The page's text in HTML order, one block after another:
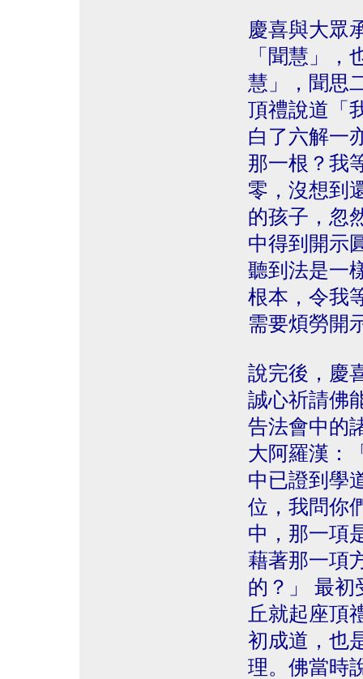
慶喜與大眾
「聞慧」
慧」，聞思
頂禮說道「
白了六解一
那一根？我
零，沒想到
的孩子，忽
中得到開示
聽到法是一
根本，令我
需要煩勞開
說完後，慶
誠心祈請佛
告法會中的
大阿羅漢：
中已證到學
位，我問你
中，那一項
藉著那一項
的？」 最初
丘就起座頂
初成道，也
理。佛當時